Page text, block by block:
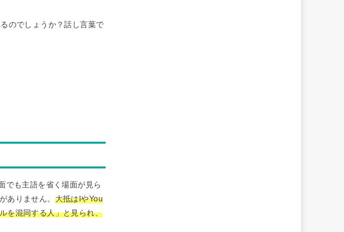
のでしょうか？話し言葉で
でも主語を省く場面が見ら
ありません。 大抵はIやYou
を混同する人」と見られ、